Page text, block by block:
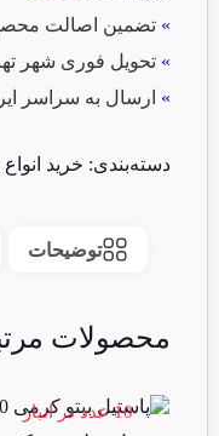
» تضمین اصالت
» تحویل فوری شهر
» ارسال به سراسر
دسته‌بندی: خرید
توضیحات
محصولات
10 عدد در انبار